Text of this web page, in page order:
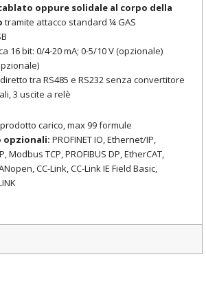
oppure solidale al corpo della
tramite attacco standard ¼ GAS
16 bit: 0/4-20 mA; 0-5/10 V (opzionale)
tra RS485 e RS232 senza convertitore
3 uscite a relè
carico, max 99 formule
opzionali: PROFINET IO, Ethernet/IP,
Modbus TCP, PROFIBUS DP, EtherCAT,
CC-Link, CC-Link IE Field Basic,